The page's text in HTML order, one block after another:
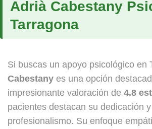
Adrià Cabestany
Tarragona
Si buscas un apoyo psicológico en
Cabestany es una opción
impresionante valoración de 4.8
pacientes destacan su dedicación y
profesionalismo. Su enfoque